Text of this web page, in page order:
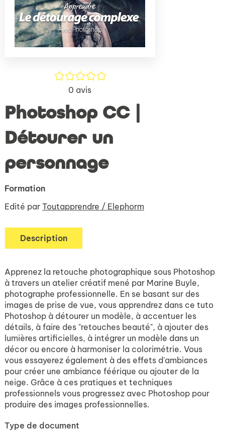
/5
0 avis
Photoshop CC |
Détourer un
personnage
Formation
Edité par Toutapprendre / Elephorm
Description
Apprenez la retouche photographique sous Photoshop
à travers un atelier créatif mené par Marine Buyle,
photographe professionnelle. En se basant sur des
images de prise de vue, vous apprendrez dans ce tuto
Photoshop à détourer un modèle, à accentuer les
détails, à faire des "retouches beauté", à ajouter des
lumières artificielles, à intégrer un modèle dans un
décor ou encore à harmoniser la colorimétrie. Vous
vous essayerez également à des effets d'ambiances
pour créer une ambiance féérique ou ajouter de la
neige. Grâce à ces pratiques et techniques
professionnels vous progressez avec Photoshop pour
produire des images professionnelles.
Type de document